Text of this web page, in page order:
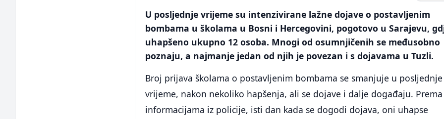
U posljednje vrijeme su intenzivirane lažne dojave o postavljenim
bombama u školama u Bosni i Hercegovini, pogotovo u Sarajevu,
uhapšeno ukupno 12 osoba. Mnogi od osumnjičenih se međusobno
poznaju, a najmanje jedan od njih je povezan i s dojavama u Tuzli.
Broj prijava školama o postavljenim bombama se smanjuje u posljednje
vrijeme, nakon nekoliko hapšenja, ali se dojave i dalje događaju. Prema
informacijama iz policije, isti dan kada se dogodi dojava, oni uhapse